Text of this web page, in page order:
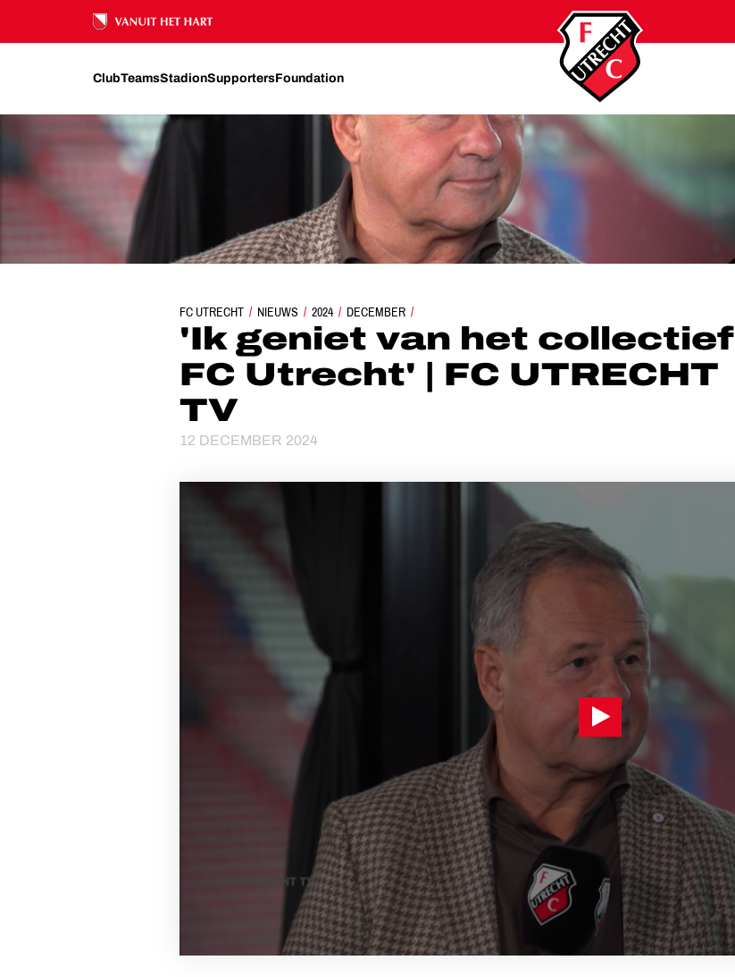
Ons nalatenschap
ClubTeamsStadionSupportersFoundation
FC UTRECHT NIEUWS 2024 DECEMBER
'IK GENIET VAN HET COLLECTIEF FC UTRECHT' | FC UTRECHT TV
'Ik geniet van het collectief
FC Utrecht' | FC UTRECHT
TV
12 DECEMBER 2024